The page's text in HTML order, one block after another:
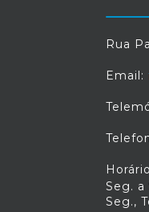
Rua
Email:
Seg. a
Seg.,